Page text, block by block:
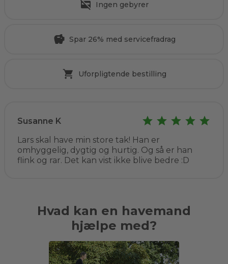
Ingen gebyrer
Spar 26% med servicefradrag
Uforpligtende bestilling
Susanne K
Lars skal have min store tak! Han er
omhyggelig, dygtig og hurtig. Og så er han
flink og rar. Det kan vist ikke blive bedre :D
Hvad kan en havemand
hjælpe med?